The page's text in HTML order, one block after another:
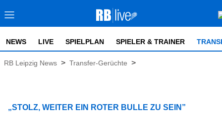
NEWS LIVE SPIELPLAN SPIELER & TRAINER
RB Leipzig News > Transfer-Gerüchte >
„STOLZ, WEITER EIN ROTER BULLE ZU SEIN”